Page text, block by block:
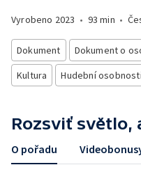
Vyrobeno 2023 • 93 min •
Dokument Dokument o
Kultura
Hudební osobnosti
Rozsviť světlo,
O pořadu